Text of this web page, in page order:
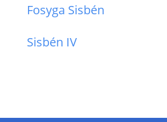
Fosyga Sisbén
Sisbén IV